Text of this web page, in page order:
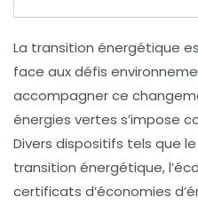
La transition énergétique
face aux défis
accompagner ce
énergies vertes s’impose
Divers dispositifs tels que le
transition énergétique, l’
certificats d’économies